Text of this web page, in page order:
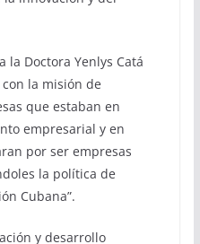
la Doctora Yenlys Catá
con la misión de
que estaban en
empresarial y en
por ser empresas
la política de
Cubana”.